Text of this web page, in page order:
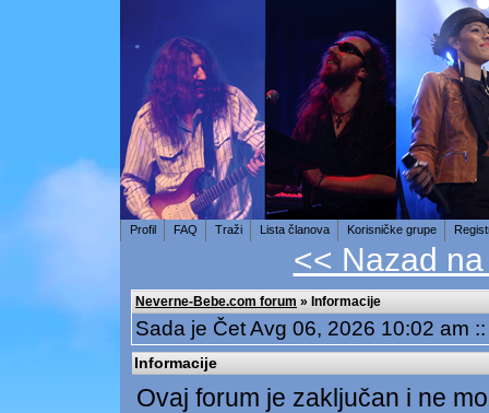
Profil FAQ Traži Lista članova Korisničke grupe
<< Nazad
Neverne-Bebe.com forum » Informacije
Sada je Čet Avg 06, 2026 10:02 am
Informacije
Ovaj forum je zaključan i ne